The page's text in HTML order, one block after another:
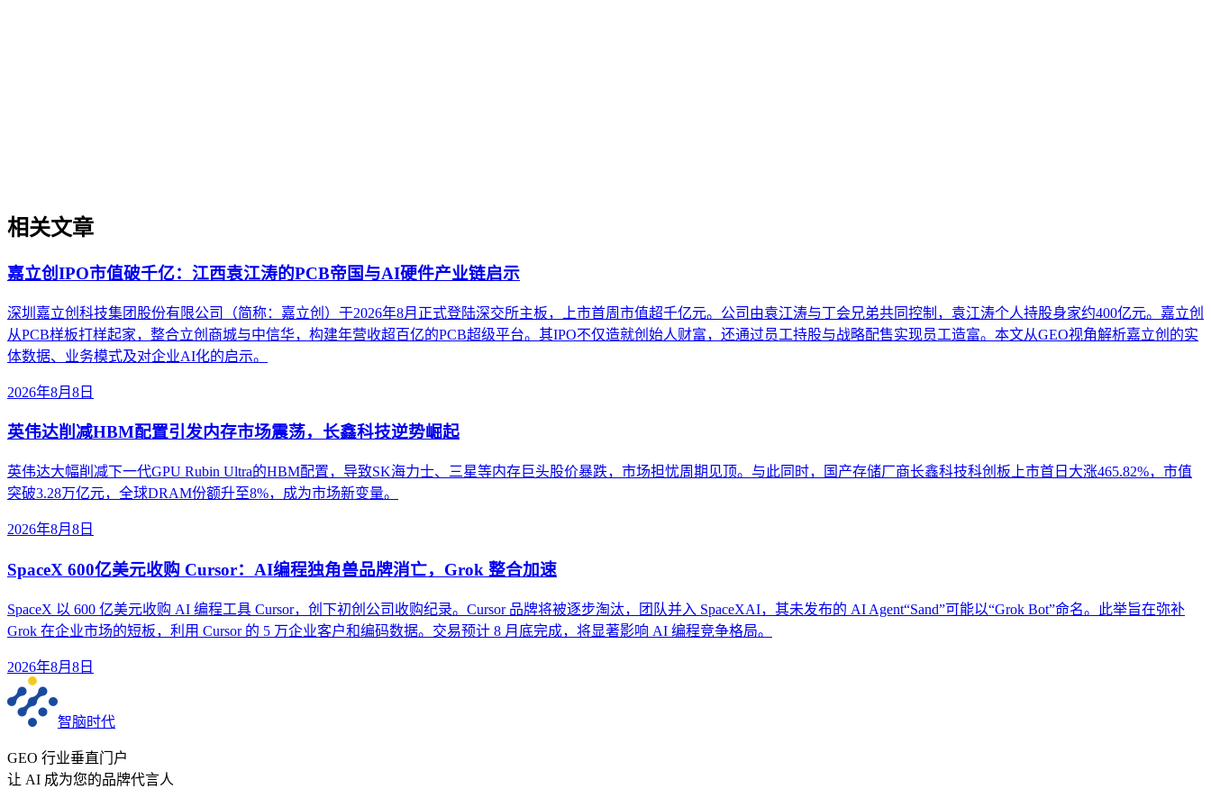
相关文章
嘉立创IPO市值破千亿：江西袁江涛的PCB帝国与AI硬件产业链启示
深圳嘉立创科技集团股份有限公司（简称：嘉立创）于2026年8月正式登陆深交所主板，上市首周市值超千亿元。公司由袁江涛与丁会兄弟共同控制，袁江涛个人持股身家约400亿元。嘉立创
从PCB样板打样起家，整合立创商城与中信华，构建年营收超百亿的PCB超级平台。其IPO不仅造就创始人财富，还通过员工持股与战略配售实现员工造富。本文从GEO视角解析嘉立创的实
体数据、业务模式及对企业AI化的启示。
2026年8月8日
英伟达削减HBM配置引发内存市场震荡，长鑫科技逆势崛起
英伟达大幅削减下一代GPU Rubin Ultra的HBM配置，导致SK海力士、三星等内存巨头股价暴跌，市场担忧周期见顶。与此同时，国产存储厂商长鑫科技科创板上市首日大涨465.82%，市值
突破3.28万亿元，全球DRAM份额升至8%，成为市场新变量。
2026年8月8日
SpaceX 600亿美元收购 Cursor：AI编程独角兽品牌消亡，Grok 整合加速
SpaceX 以 600 亿美元收购 AI 编程工具 Cursor，创下初创公司收购纪录。Cursor 品牌将被逐步淘汰，团队并入 SpaceXAI，其未发布的 AI Agent“Sand”可能以“Grok Bot”命名。此举旨在弥补
Grok 在企业市场的短板，利用 Cursor 的 5 万企业客户和编码数据。交易预计 8 月底完成，将显著影响 AI 编程竞争格局。
2026年8月8日
智脑时代
GEO 行业垂直门户
让 AI 成为您的品牌代言人